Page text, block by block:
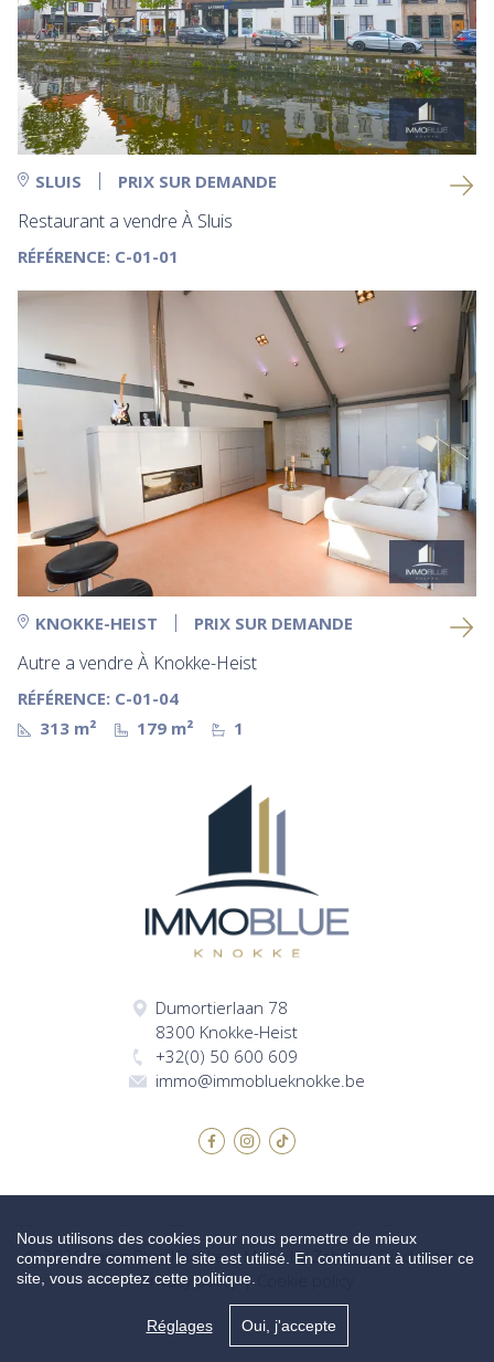
SLUIS PRIX SUR DEMANDE
Restaurant a vendre À Sluis
RÉFÉRENCE: C-01-01
KNOKKE-HEIST PRIX SUR DEMANDE
Autre a vendre À Knokke-Heist
RÉFÉRENCE: C-01-04
313 m²
179 m² 1
Dumortierlaan 78
8300 Knokke-Heist
+32(0) 50 600 609
immo@immoblueknokke.be
© 2026 Immo Blue Knokke | Made by Zabun|Disclaimer |
Privacy policy|
Nous utilisons des cookies pour nous permettre de mieux
comprendre comment le site est utilisé. En continuant à utiliser ce
site, vous acceptez cette politique.
Réglages Oui, j'accepte